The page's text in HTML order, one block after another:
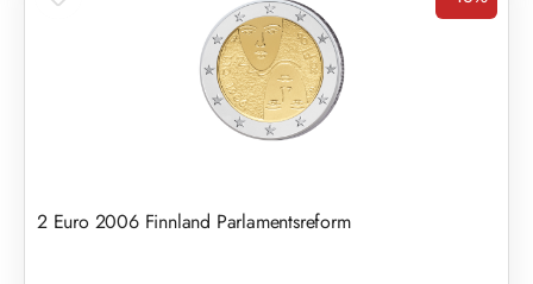
Rabatt
2 Euro 2006 Finnland Parlamentsreform